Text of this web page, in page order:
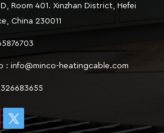
Room 401. Xinzhan District, Hefei
China 230011
: info@minco-heatingcable.com